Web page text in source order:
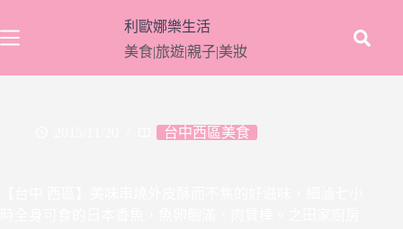
至
要
利歐娜樂生活
美食|旅遊|親子|美妝
台中西區美食